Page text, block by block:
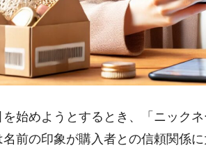
を始めようとするとき、「ニック
前の印象が購入者との信頼関係